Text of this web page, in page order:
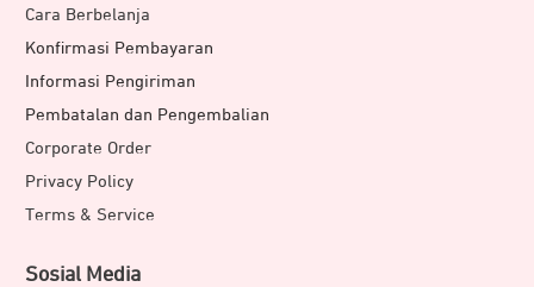
Cara Berbelanja
Konfirmasi Pembayaran
Informasi Pengiriman
Pembatalan dan Pengembalian
Corporate Order
Privacy Policy
Terms & Service
Sosial Media